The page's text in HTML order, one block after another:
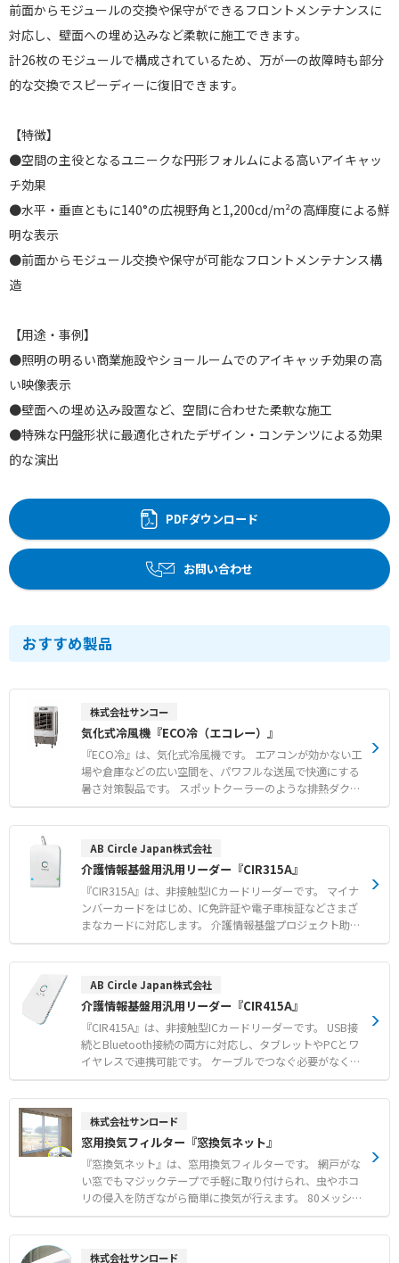
前面からモジュールの交換や保守ができるフロントメンテナンスに
対応し、壁面への埋め込みなど柔軟に施工できます。
計26枚のモジュールで構成されているため、万が一の故障時も部分
的な交換でスピーディーに復旧できます。
【特徴】
●空間の主役となるユニークな円形フォルムによる高いアイキャッ
チ効果
●水平・垂直ともに140°の広視野角と1,200cd/m²の高輝度による鮮
明な表示
●前面からモジュール交換や保守が可能なフロントメンテナンス構
造
【用途・事例】
●照明の明るい商業施設やショールームでのアイキャッチ効果の高
い映像表示
●壁面への埋め込み設置など、空間に合わせた柔軟な施工
●特殊な円盤形状に最適化されたデザイン・コンテンツによる効果
的な演出
PDFダウンロード
お問い合わせ
おすすめ製品
株式会社サンコー
気化式冷風機『ECO冷（エコレー）』
『ECO冷』は、気化式冷風機です。 エアコンが効かない工
場や倉庫などの広い空間を、パワフルな送風で快適にする
暑さ対策製品です。 スポットクーラーのような排熱ダクト
がなく排熱が発生しないため、設置場所を選ばず冷やした
空気を無駄なく届けます。 エアコンに比べて低消費電力で
80°のオートスイング機能を搭載し、広い作業スペースへ
広範囲に送風が可能です。 1〜9時間まで設定可能なタイマ
ー機能や水ポンプ保護など、安心の安全機能も充実してい
ます。 【特徴】 ● 排熱ダクト不要で設置場所を選ばない
排熱なし設計 ● エアコンに比べ低消費電力による低コス
ト運用 ● 約80°のオートスイング機能による広範囲送風
【用途・事例】 ● 工場や倉庫における広い空間の全体冷
環境改善 ● イベントテントや農業施設などの大空間にお
ける快適な空間づくり
AB Circle Japan株式会社
介護情報基盤用汎用リーダー『CIR315A』
『CIR315A』は、非接触型ICカードリーダーです。 マイナ
ンバーカードをはじめ、IC免許証や電子車検証などさまざ
まなカードに対応します。 介護情報基盤プロジェクト助成
金対象の認定モデルであり、スムーズな認証処理をサポー
トします。 USBバスパワー給電に対応し、Windowsやma
よる技術サポート体制も整備されており、導入後も安心し
て運用できます。 【特徴】 ●マイナンバーカードや各種IC
カードに対応した汎用性 ●WindowsやmacOSをはじめと
する多様なOS対応 ●メーカーによる手厚い技術サポート
体制 【用途・事例】 ●介護情報基盤導入におけるマイナ
ンバーカード認証 ●医療機関や行政窓口でのIC免許証・各
種資格証の読み取り ●専用スタンドと組み合わせたスマー
AB Circle Japan株式会社
介護情報基盤用汎用リーダー『CIR415A』
『CIR415A』は、非接触型ICカードリーダーです。 USB接
続とBluetooth接続の両方に対応し、タブレットやPCとワ
イヤレスで連携可能です。 ケーブルでつなぐ必要がなく、
受付設置や持ち運びでの運用に適しています。 介護情報基
盤プロジェクト助成金対象のマイナンバーカード読取り用
をはじめ、IC免許証やHPKIカードなどさまざまなICカード
に対応します。 メーカーによる開発支援やサポート体制が
整っており、購入後も安心して導入いただけます。 【特
徴】 ●USBおよびBluetooth接続の両対応による高い利便
性 ●マイナンバーカードや各種ICカードに対応する優れた
汎用性 ●専業メーカーによる充実した開発支援とサポート
体制 【用途・事例】 ●介護情報基盤導入におけるマイナ
株式会社サンロード
窓用換気フィルター『窓換気ネット』
『窓換気ネット』は、窓用換気フィルターです。 網戸がな
い窓でもマジックテープで手軽に取り付けられ、虫やホコ
リの侵入を防ぎながら簡単に換気が行えます。 80メッシュ
の非常に細かい網目を採用しており、一般的な網戸ではす
り抜けてしまう小さな虫も確実にシャットアウトします。
株式会社サンロード